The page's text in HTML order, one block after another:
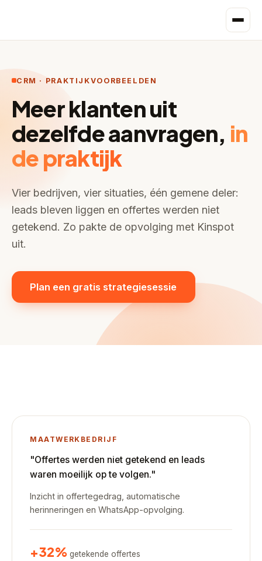
CRM · PRAKTIJKVOORBEELDEN
Meer klanten uit
dezelfde aanvragen, in
de praktijk
Vier bedrijven, vier situaties, één gemene deler:
leads bleven liggen en offertes werden niet
getekend. Zo pakte de opvolging met Kinspot
uit.
Plan een gratis strategiesessie
MAATWERKBEDRIJF
"Offertes werden niet getekend en leads
waren moeilijk op te volgen."
Inzicht in offertegedrag, automatische
herinneringen en WhatsApp-opvolging.
+32% getekende offertes